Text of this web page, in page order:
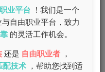
适合自己的副业，成为许
您介绍几种最受欢迎的副
业平台
！我们是一个
自由职业平台，致力
的灵活工作机会。
还是 自由职业者
，
配技术
，帮助您找到适